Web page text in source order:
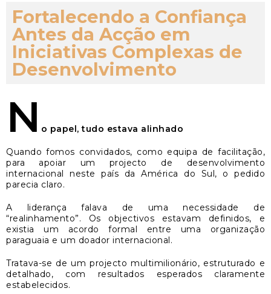
Fortalecendo a Confiança
Antes da Acção em
Iniciativas Complexas de
Desenvolvimento
N o papel, tudo estava alinhado
Quando fomos convidados, como equipa de facilitação,
para apoiar um projecto de desenvolvimento
internacional neste país da América do Sul, o pedido
parecia claro.
A liderança falava de uma necessidade de
“realinhamento”. Os objectivos estavam definidos, e
existia um acordo formal entre uma organização
paraguaia e um doador internacional.
Tratava-se de um projecto multimilionário, estruturado e
detalhado, com resultados esperados claramente
estabelecidos.